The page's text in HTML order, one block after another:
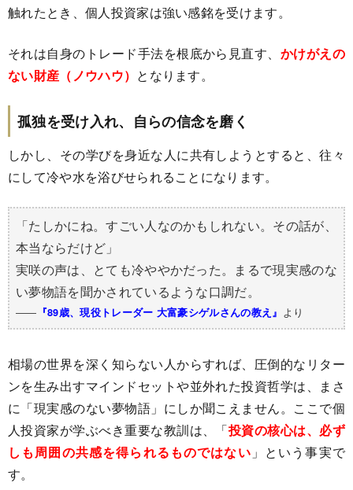
触れたとき、個人投資家は強い感銘を受けます。
それは自身のトレード手法を根底から見直す、 かけがえの
ない財産（ノウハウ） となります。
孤独を受け入れ、自らの信念を磨く
しかし、その学びを身近な人に共有しようとすると、往々
にして冷や水を浴びせられることになります。
「たしかにね。すごい人なのかもしれない。その話が、
本当ならだけど」
実咲の声は、とても冷ややかだった。まるで現実感のな
い夢物語を聞かされているような口調だ。
―― 『89歳、現役トレーダー 大富豪シゲルさんの教え』 より
相場の世界を深く知らない人からすれば、圧倒的なリター
ンを生み出すマインドセットや並外れた投資哲学は、まさ
に「現実感のない夢物語」にしか聞こえません。ここで個
人投資家が学ぶべき重要な教訓は、「投資の核心は、必ず
しも周囲の共感を得られるものではない 」という事実で
す。